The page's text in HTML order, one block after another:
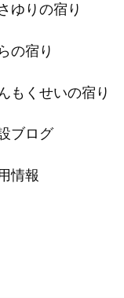
ゆりの宿り
の宿り
もくせいの宿り
ブログ
情報